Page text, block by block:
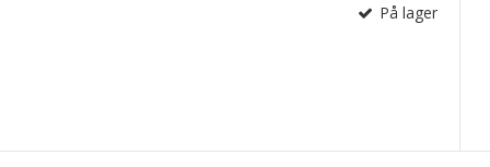
På lager